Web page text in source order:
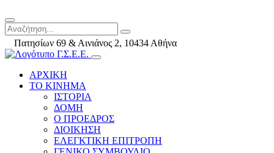
Πατησίων 69 & Αινιάνος 2, 10434 Αθήνα
ΑΡΧΙΚΗ
ΤΟ ΚΙΝΗΜΑ
ΙΣΤΟΡΙΑ
ΔΟΜΗ
Ο ΠΡΟΕΔΡΟΣ
ΔΙΟΙΚΗΣΗ
ΕΛΕΓΚΤΙΚΗ ΕΠΙΤΡΟΠΗ